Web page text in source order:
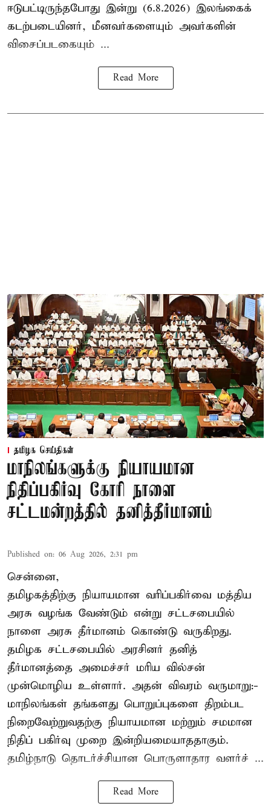
ஈடுபட்டிருந்தபோது இன்று (6.8.2026) இலங்கைக்
கடற்படையினர், மீனவர்களையும் அவர்களின்
விசைப்படகையும் ...
Read More
தமிழக செய்திகள்
மாநிலங்களுக்கு நியாயமான
நிதிப்பகிர்வு கோரி நாளை
சட்டமன்றத்தில் தனித்தீர்மானம்
Published on: 06 Aug 2026, 2:31 pm
சென்னை,
தமிழகத்திற்கு நியாயமான வரிப்பகிர்வை மத்திய
அரசு வழங்க வேண்டும் என்று சட்டசபையில்
நாளை அரசு தீர்மானம் கொண்டு வருகிறது.
தமிழக சட்டசபையில் அரசினர் தனித்
தீர்மானத்தை அமைச்சர் மரிய வில்சன்
முன்மொழிய உள்ளார். அதன் விவரம் வருமாறு:-
மாநிலங்கள் தங்களது பொறுப்புகளை திறம்பட
நிறைவேற்றுவதற்கு நியாயமான மற்றும் சமமான
நிதிப் பகிர்வு முறை இன்றியமையாததாகும்.
தமிழ்நாடு தொடர்ச்சியான பொருளாதார வளர்ச் ...
Read More